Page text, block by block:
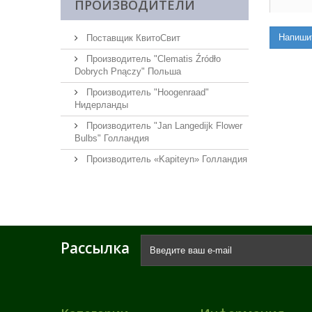
ПРОИЗВОДИТЕЛИ
Поставщик КвитоСвит
Производитель "Clematis Źródło
Dobrych Pnączy" Польша
Производитель "Hoogenraad"
Нидерланды
Производитель "Jan Langedijk Flower
Bulbs" Голландия
Производитель «Kapiteyn» Голландия
Рассылка